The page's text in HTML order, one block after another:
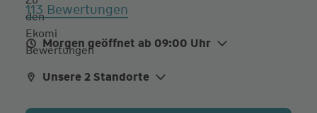
113 Bewertungen
Morgen geöffnet ab 09:00 Uhr
Mo.
09:00 - 12:00
Unsere 2 Standorte
Hauptstraße 69, 59889 Eslohe (Sauerland)